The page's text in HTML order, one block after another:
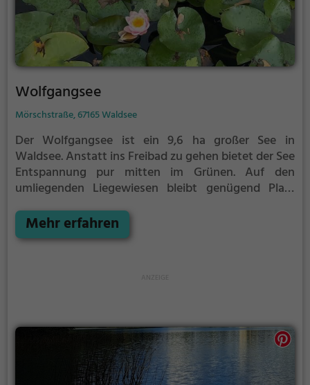
Wolfgangsee
Mörschstraße, 67165 Waldsee
Der Wolfgangsee ist ein 9,6 ha großer See in
Waldsee.Anstatt ins Freibad zu gehen bietet der See
Entspannung pur mitten im Grünen. Auf den
umliegenden Liegewiesen bleibt genügend Platz
September ist der Wolfgangsee ein beliebtes
Ausflugsziel. Egal ob für Familien, Freunde oder
Mehr erfahren